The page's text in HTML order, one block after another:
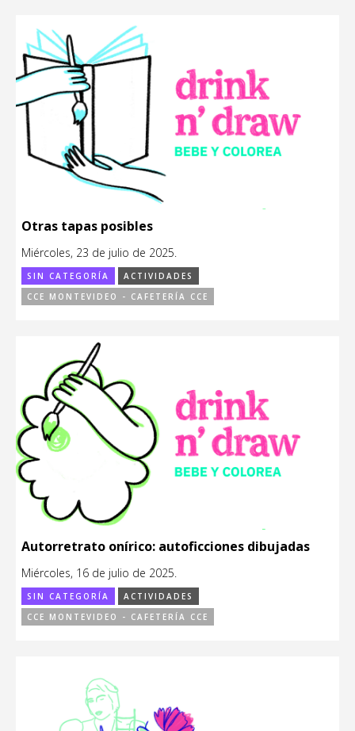
Otras tapas posibles
Miércoles, 23 de julio de 2025.
SIN CATEGORÍA
ACTIVIDADES
CCE MONTEVIDEO - CAFETERÍA CCE
Autorretrato onírico: autoficciones dibujadas
Miércoles, 16 de julio de 2025.
SIN CATEGORÍA
ACTIVIDADES
CCE MONTEVIDEO - CAFETERÍA CCE